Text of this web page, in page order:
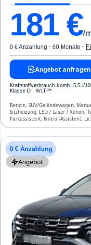
181€/
0 € Anzahlung · 60 Monate ·
Angebot anfragen
Kraftstoffverbrauch komb. 5,5 l/
Klasse D · WLTP*
Benzin, SUV/Geländewagen,
Sitzheizung, LED / Laser / Xenon,
Parkassistent, Notruf-Assistent,
Freisprecheinrichtung,
0 € Anzahlung
Angebot